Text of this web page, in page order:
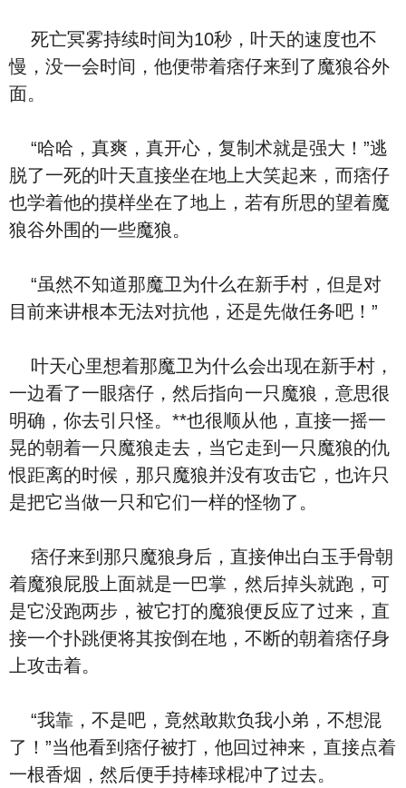
死亡冥雾持续时间为10秒，叶天的速度也不
慢，没一会时间，他便带着痞仔来到了魔狼谷外
面。
“哈哈，真爽，真开心，复制术就是强大！”逃
脱了一死的叶天直接坐在地上大笑起来，而痞仔
也学着他的摸样坐在了地上，若有所思的望着魔
狼谷外围的一些魔狼。
“虽然不知道那魔卫为什么在新手村，但是对
目前来讲根本无法对抗他，还是先做任务吧！”
叶天心里想着那魔卫为什么会出现在新手村，
一边看了一眼痞仔，然后指向一只魔狼，意思很
明确，你去引只怪。**也很顺从他，直接一摇一
晃的朝着一只魔狼走去，当它走到一只魔狼的仇
恨距离的时候，那只魔狼并没有攻击它，也许只
是把它当做一只和它们一样的怪物了。
痞仔来到那只魔狼身后，直接伸出白玉手骨朝
着魔狼屁股上面就是一巴掌，然后掉头就跑，可
是它没跑两步，被它打的魔狼便反应了过来，直
接一个扑跳便将其按倒在地，不断的朝着痞仔身
上攻击着。
“我靠，不是吧，竟然敢欺负我小弟，不想混
了！”当他看到痞仔被打，他回过神来，直接点着
一根香烟，然后便手持棒球棍冲了过去。